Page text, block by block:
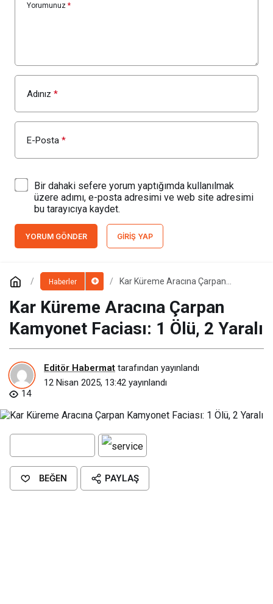
Yorumunuz *
Adınız *
E-Posta *
Bir dahaki sefere yorum yaptığımda kullanılmak
üzere adımı, e-posta adresimi ve web site adresimi
bu tarayıcıya kaydet.
YORUM GÖNDER GIRIŞ YAP
Haberler
Kar Küreme Aracına Çarpan
Kar Küreme Aracına Çarpan
Kamyonet Faciası: 1 Ölü, 2 Yaralı
Editör Habermat tarafından yayınlandı
12 Nisan 2025, 13:42 yayınlandı
14
BEĞEN PAYLAŞ